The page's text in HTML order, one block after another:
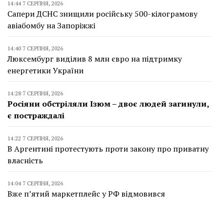
14:44 7 СЕРПНЯ, 2026
Сапери ДСНС знищили російську 500-кілограмову
авіабомбу на Запоріжжі
14:40 7 СЕРПНЯ, 2026
Люксембург виділив 8 млн євро на підтримку
енергетики України
14:28 7 СЕРПНЯ, 2026
Росіяни обстріляли Ізюм – двоє людей загинули,
є постраждалі
14:22 7 СЕРПНЯ, 2026
В Аргентині протестують проти закону про приватну
власність
14:04 7 СЕРПНЯ, 2026
Вже п’ятий маркетплейс у РФ відмовився